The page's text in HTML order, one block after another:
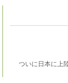
ついに日本に上